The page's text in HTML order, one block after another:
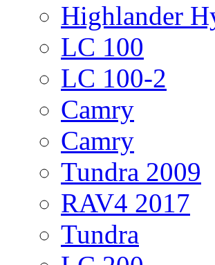
Highlander
LC 100
LC 100-2
Camry
Camry
Tundra 2009
RAV4 2017
Tundra